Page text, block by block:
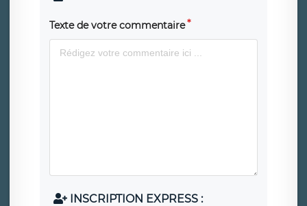
Texte de votre commentaire
INSCRIPTION EXPRESS :